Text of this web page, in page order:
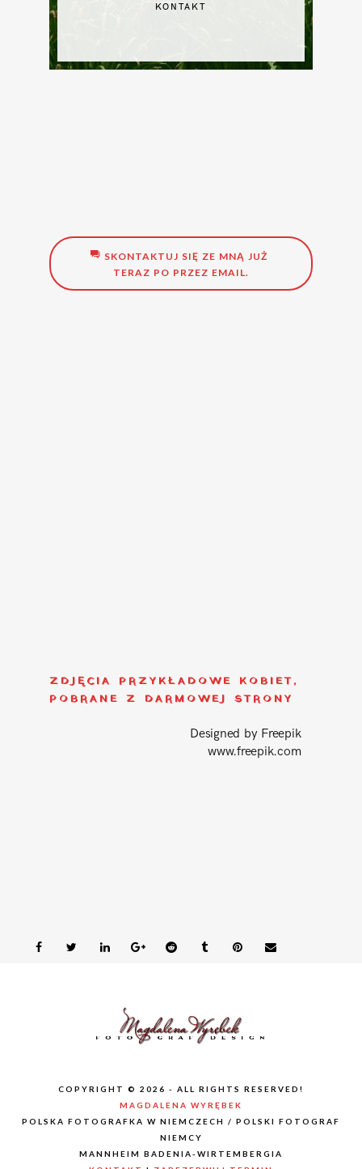
KONTAKT
SKONTAKTUJ SIĘ ZE MNĄ JUŻ
TERAZ PO PRZEZ EMAIL.
ZDJĘCIA PRZYKŁADOWE KOBIET,
POBRANE Z DARMOWEJ STRONY
Designed by Freepik
www.freepik.com
COPYRIGHT © 2026 - ALL RIGHTS RESERVED!
MAGDALENA WYRĘBEK
POLSKA FOTOGRAFKA W NIEMCZECH / POLSKI FOTOGRAF
NIEMCY
MANNHEIM BADENIA-WIRTEMBERGIA